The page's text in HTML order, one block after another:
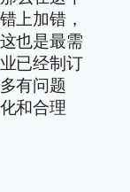
上加错，
也是最需
已经制订
有问题
和合理